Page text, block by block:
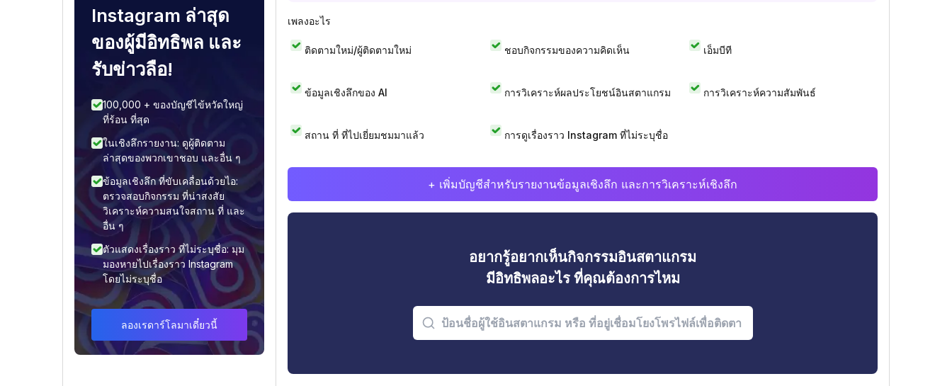
Instagram ล่าสุด
ของผู้มีอิทธิพล และ
รับข่าวลือ!
100,000 + ของบัญชีไข้หวัดใหญ่
ที่ร้อน ที่สุด
ในเชิงลึกรายงาน: ดูผู้ติดตาม
ล่าสุดของพวกเขาชอบ และอื่น ๆ
ข้อมูลเชิงลึก ที่ขับเคลื่อนด้วยไอ:
ตรวจสอบกิจกรรม ที่น่าสงสัย
วิเคราะห์ความสนใจสถาน ที่ และ
อื่น ๆ
ตัวแสดงเรื่องราว ที่ไม่ระบุชื่อ: มุม
มองหายไปเรื่องราว Instagram
โดยไม่ระบุชื่อ
ลองเรดาร์โลมาเดี๋ยวนี้
เพลงอะไร
ติดตามใหม่/ผู้ติดตามใหม่ ชอบกิจกรรมของความคิดเห็น เอ็มบีที
ข้อมูลเชิงลึกของ AI การวิเคราะห์ผลประโยชน์อินสตาแกรม การวิเคราะห์ความสัมพันธ์
สถาน ที่ ที่ไปเยี่ยมชมมาแล้ว การดูเรื่องราว Instagram ที่ไม่ระบุชื่อ
+ เพิ่มบัญชีสำหรับรายงานข้อมูลเชิงลึก และการวิเคราะห์เชิงลึก
อยากรู้อยากเห็นกิจกรรมอินสตาแกรม
มีอิทธิพลอะไร ที่คุณต้องการไหม